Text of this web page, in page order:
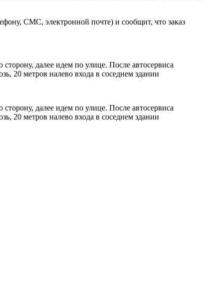
СМС, электронной почте) и сообщит, что заказ
далее идем по улице. После автосервиса
20 метров налево входа в соседнем здании
далее идем по улице. После автосервиса
20 метров налево входа в соседнем здании